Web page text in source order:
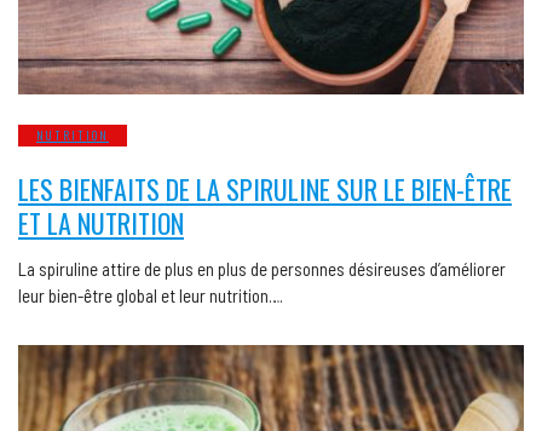
NUTRITION
LES BIENFAITS DE LA SPIRULINE SUR LE BIEN-ÊTRE
ET LA NUTRITION
La spiruline attire de plus en plus de personnes désireuses d’améliorer
leur bien-être global et leur nutrition….